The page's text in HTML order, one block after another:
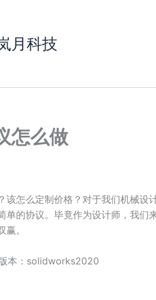
月科技
怎么做
该怎么定制价格？对于我们机械
单的协议。毕竟作为设计师，我
。
本：solidworks2020